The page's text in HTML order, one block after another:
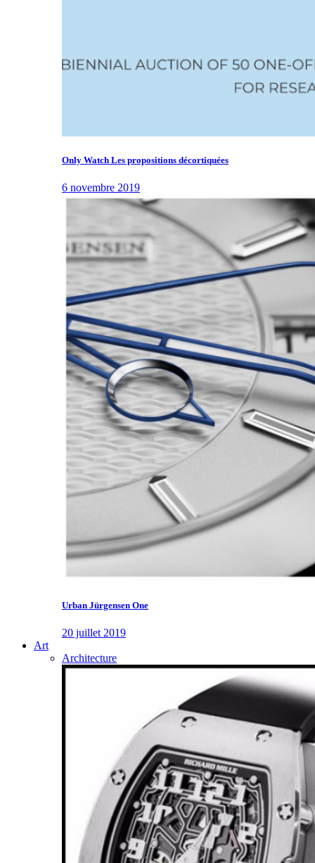
Only Watch Les propositions décortiquées
6 novembre 2019
Urban Jürgensen One
20 juillet 2019
Art
Architecture